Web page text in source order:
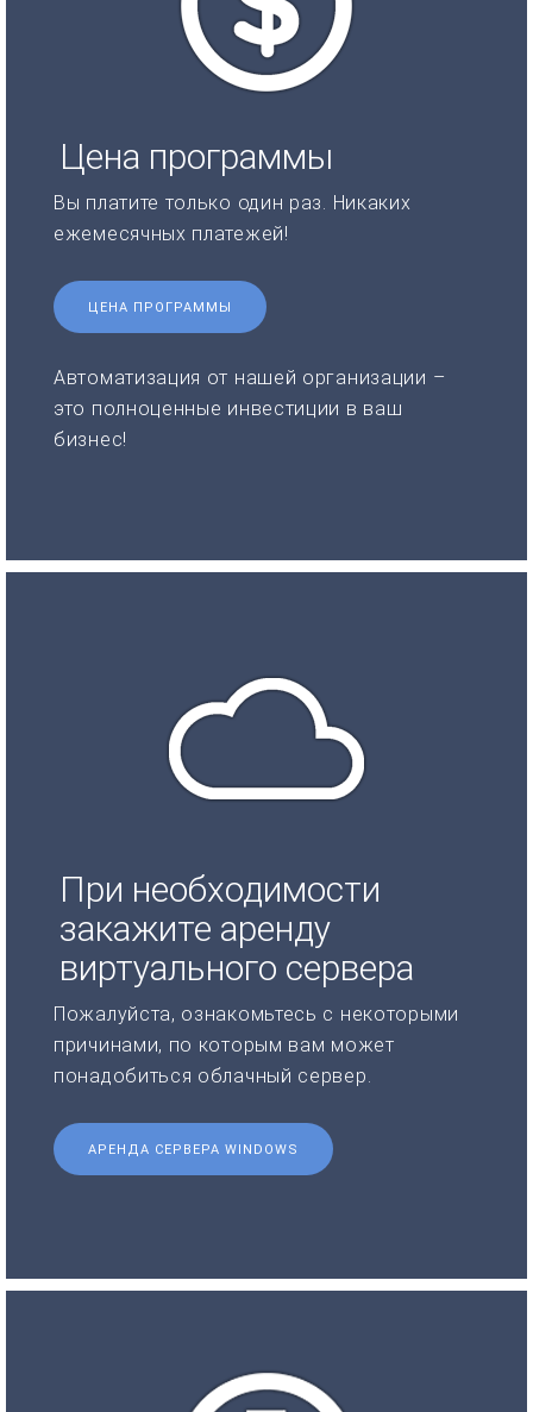
Цена программы
Вы платите только один раз. Никаких
ежемесячных платежей!
ЦЕНА ПРОГРАММЫ
Автоматизация от нашей организации –
это полноценные инвестиции в ваш
бизнес!
При необходимости
закажите аренду
виртуального сервера
Пожалуйста, ознакомьтесь с некоторыми
причинами, по которым вам может
понадобиться облачный сервер.
АРЕНДА СЕРВЕРА WINDOWS